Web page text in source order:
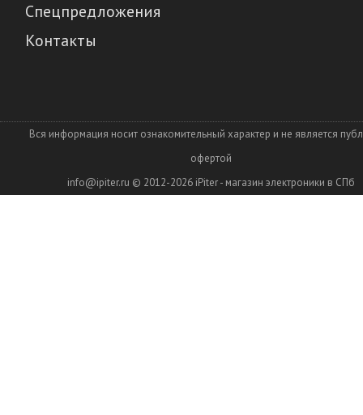
Спецпредложения
Контакты
Вся информация носит ознакомительный характер и не является
офертой
info@ipiter.ru © 2012-2026 iPiter - магазин электроники в СПб